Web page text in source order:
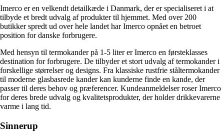
Imerco er en velkendt detailkæde i Danmark, der er specialiseret i at
tilbyde et bredt udvalg af produkter til hjemmet. Med over 200
butikker spredt ud over hele landet har Imerco opnået en betroet
position for danske forbrugere.
Med hensyn til termokander på 1-5 liter er Imerco en førsteklasses
destination for forbrugere. De tilbyder et stort udvalg af termokander i
forskellige størrelser og designs. Fra klassiske rustfrie ståltermokander
til moderne glasbasrede kander kan kunderne finde en kande, der
passer til deres behov og præferencer. Kundeanmeldelser roser Imerco
for deres brede udvalg og kvalitetsprodukter, der holder drikkevarerne
varme i lang tid.
Sinnerup